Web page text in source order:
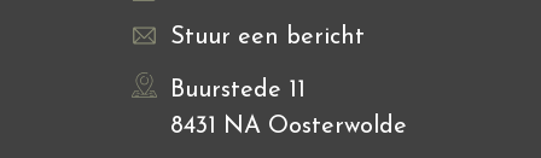
Stuur een bericht
Buurstede 11
8431 NA Oosterwolde